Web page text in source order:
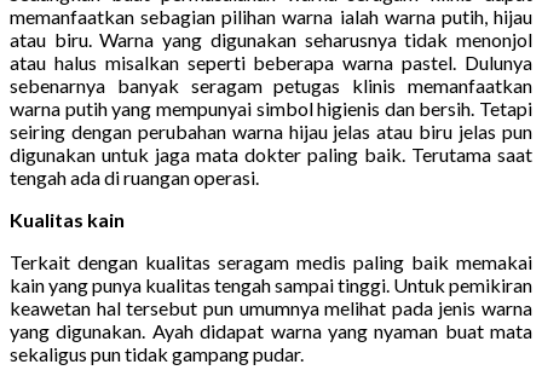
memanfaatkan sebagian pilihan warna ialah warna putih, hijau
atau biru. Warna yang digunakan seharusnya tidak menonjol
atau halus misalkan seperti beberapa warna pastel. Dulunya
sebenarnya banyak seragam petugas klinis memanfaatkan
warna putih yang mempunyai simbol higienis dan bersih. Tetapi
seiring dengan perubahan warna hijau jelas atau biru jelas pun
digunakan untuk jaga mata dokter paling baik. Terutama saat
tengah ada di ruangan operasi.
Kualitas kain
Terkait dengan kualitas seragam medis paling baik memakai
kain yang punya kualitas tengah sampai tinggi. Untuk pemikiran
keawetan hal tersebut pun umumnya melihat pada jenis warna
yang digunakan. Ayah didapat warna yang nyaman buat mata
sekaligus pun tidak gampang pudar.